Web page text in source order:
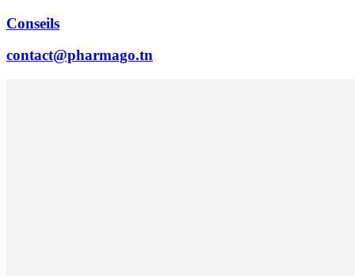
Conseils
contact@pharmago.tn